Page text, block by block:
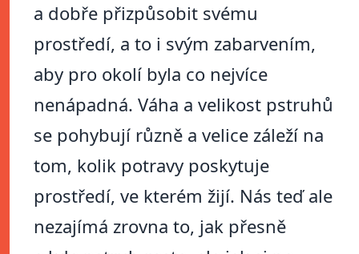
a dobře přizpůsobit svému
prostředí, a to i svým zabarvením,
aby pro okolí byla co nejvíce
nenápadná. Váha a velikost pstruhů
se pohybují různě a velice záleží na
tom, kolik potravy poskytuje
prostředí, ve kterém žijí. Nás teď ale
nezajímá zrovna to, jak přesně